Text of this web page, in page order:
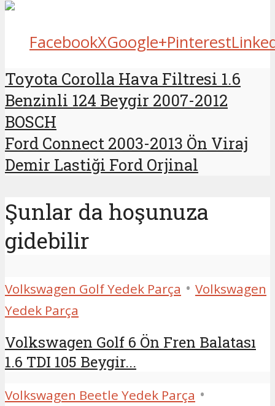
FacebookXGoogle+Pinterest
Toyota Corolla Hava Filtresi 1.6
Benzinli 124 Beygir 2007-2012
BOSCH
Ford Connect 2003-2013 Ön Viraj
Demir Lastiği Ford Orjinal
Şunlar da hoşunuza
gidebilir
Volkswagen Golf Yedek Parça • Volkswagen
Yedek Parça
Volkswagen Golf 6 Ön Fren Balatası
1.6 TDI 105 Beygir...
Volkswagen Beetle Yedek Parça •